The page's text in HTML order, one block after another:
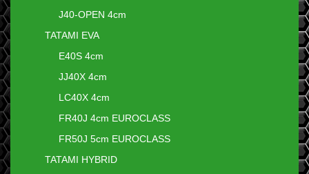
J40-OPEN 4cm
TATAMI EVA
E40S 4cm
JJ40X 4cm
LC40X 4cm
FR40J 4cm EUROCLASS
FR50J 5cm EUROCLASS
TATAMI HYBRID